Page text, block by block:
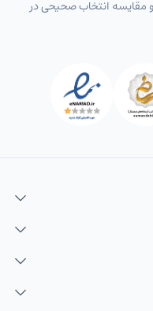
و مقایسه انتخاب‌ صحیحی در